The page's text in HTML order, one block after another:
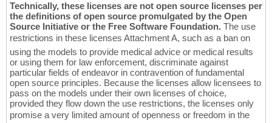
Technically, these licenses are not open source licenses per
the definitions of open source promulgated by the Open
Source Initiative or the Free Software Foundation. The use
restrictions in these licenses Attachment A, such as a ban on
using the models to provide medical advice or medical results
or using them for law enforcement, discriminate against
particular fields of endeavor in contravention of fundamental
open source principles. Because the licenses allow licensees to
pass on the models under their own licenses of choice,
provided they flow down the use restrictions, the licenses only
promise a very limited amount of openness or freedom in the